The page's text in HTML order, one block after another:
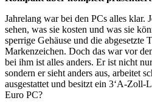
Jahrelang war bei den PCs alles klar.
sehen, was sie kosten und was sie
sperrige Gehäuse und die abgesetzte
Markenzeichen. Doch das war vor
bei ihm ist alles anders. Er ist nicht
sondern er sieht anders aus, arbeitet
ausgestattet und besitzt ein 3‘A-Zoll-
Euro PC?